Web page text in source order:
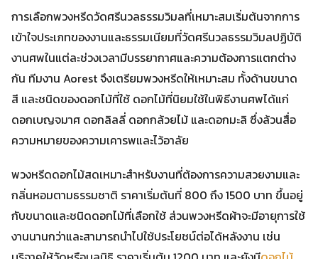
การเลือกพวงหรีดวัดศรีนวลธรรมวิมลที่เหมาะสมเริ่มต้นจากการ
เข้าใจประเภทของงานและธรรมเนียมที่วัดศรีนวลธรรมวิมลปฏิบัติ
งานศพในแต่ละช่วงเวลามีบรรยากาศและความต้องการแตกต่าง
กัน ทีมงาน Aorest จึงเตรียมพวงหรีดให้เหมาะสม ทั้งด้านขนาด
สี และชนิดของดอกไม้ที่ใช้ ดอกไม้ที่นิยมใช้ในพิธีงานศพได้แก่
ดอกเบญจมาศ ดอกลิลลี่ ดอกกล้วยไม้ และดอกมะลิ ซึ่งล้วนสื่อ
ความหมายของความเคารพและไว้อาลัย
พวงหรีดดอกไม้สดเหมาะสำหรับงานที่ต้องการความสวยงามและ
กลิ่นหอมตามธรรมชาติ ราคาเริ่มต้นที่ 800 ถึง 1500 บาท ขึ้นอยู่
กับขนาดและชนิดดอกไม้ที่เลือกใช้ ส่วนพวงหรีดผ้าจะมีอายุการใช้
งานนานกว่าและสามารถนำไปใช้ประโยชน์ต่อได้หลังงาน เช่น